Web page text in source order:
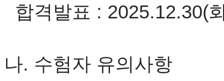
합격발표 : 2025.12.30(
나. 수험자 유의사항